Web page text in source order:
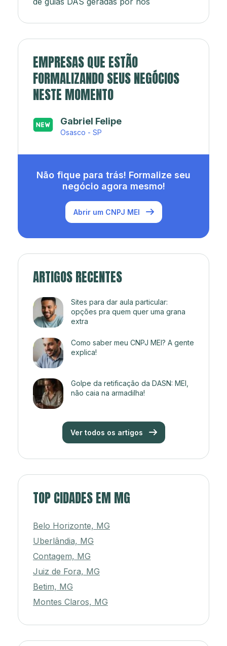
EMPRESAS QUE ESTÃO
FORMALIZANDO SEUS NEGÓCIOS
NESTE MOMENTO
Japa’s açaí e sorveteria
Rio de Janeiro - RJ
Não fique para trás! Formalize seu
negócio agora mesmo!
Abrir um CNPJ MEI
ARTIGOS RECENTES
Sites para dar aula particular:
opções pra quem quer uma grana
extra
Como saber meu CNPJ MEI? A gente
explica!
Golpe da retificação da DASN: MEI,
não caia na armadilha!
Ver todos os artigos
TOP CIDADES EM MG
Belo Horizonte, MG
Uberlândia, MG
Contagem, MG
Juiz de Fora, MG
Betim, MG
Montes Claros, MG